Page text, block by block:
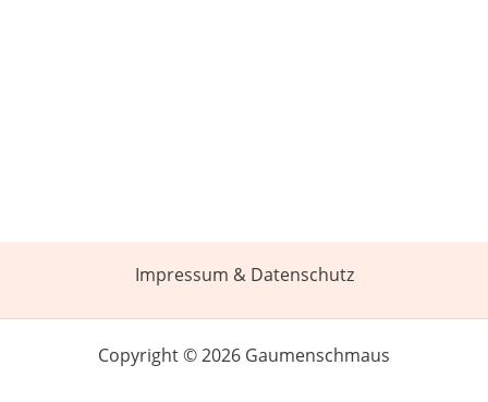
Impressum & Datenschutz
Copyright © 2026 Gaumenschmaus